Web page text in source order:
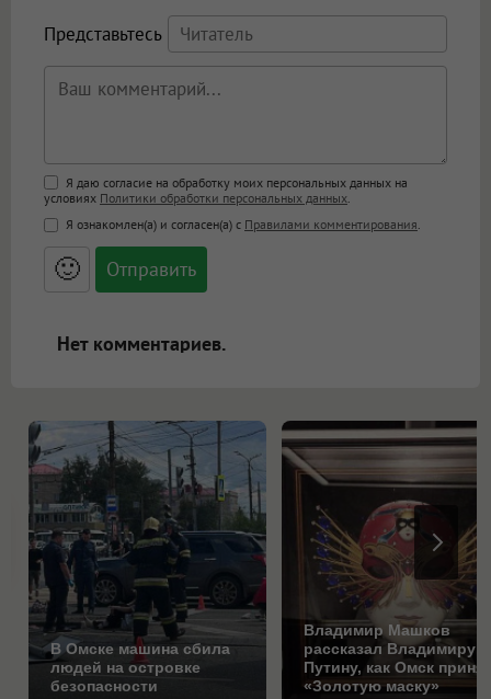
Представьтесь
Поддержка HTML
<b>, <strong>, <u>, <i>, <em>, <s>, <big>,
<small>, <sup>, <sub>, <pre>, <ul>, <ol>, <li>,
<blockquote>, <code> экранирует HTML,
адреса URL автоматически становятся
ссылками, и [img]адрес[/img] будет
Я даю согласие на обработку моих персональных данных на
условиях Политики обработки персональных данных.
Я ознакомлен(а) и согласен(а) с Правилами комментирования.
🙂
Нет комментариев.
В Омске машина сбила
людей на островке
безопасности
Владимир Машков
рассказал Владимиру
Путину, как Омск
«Золотую маску»